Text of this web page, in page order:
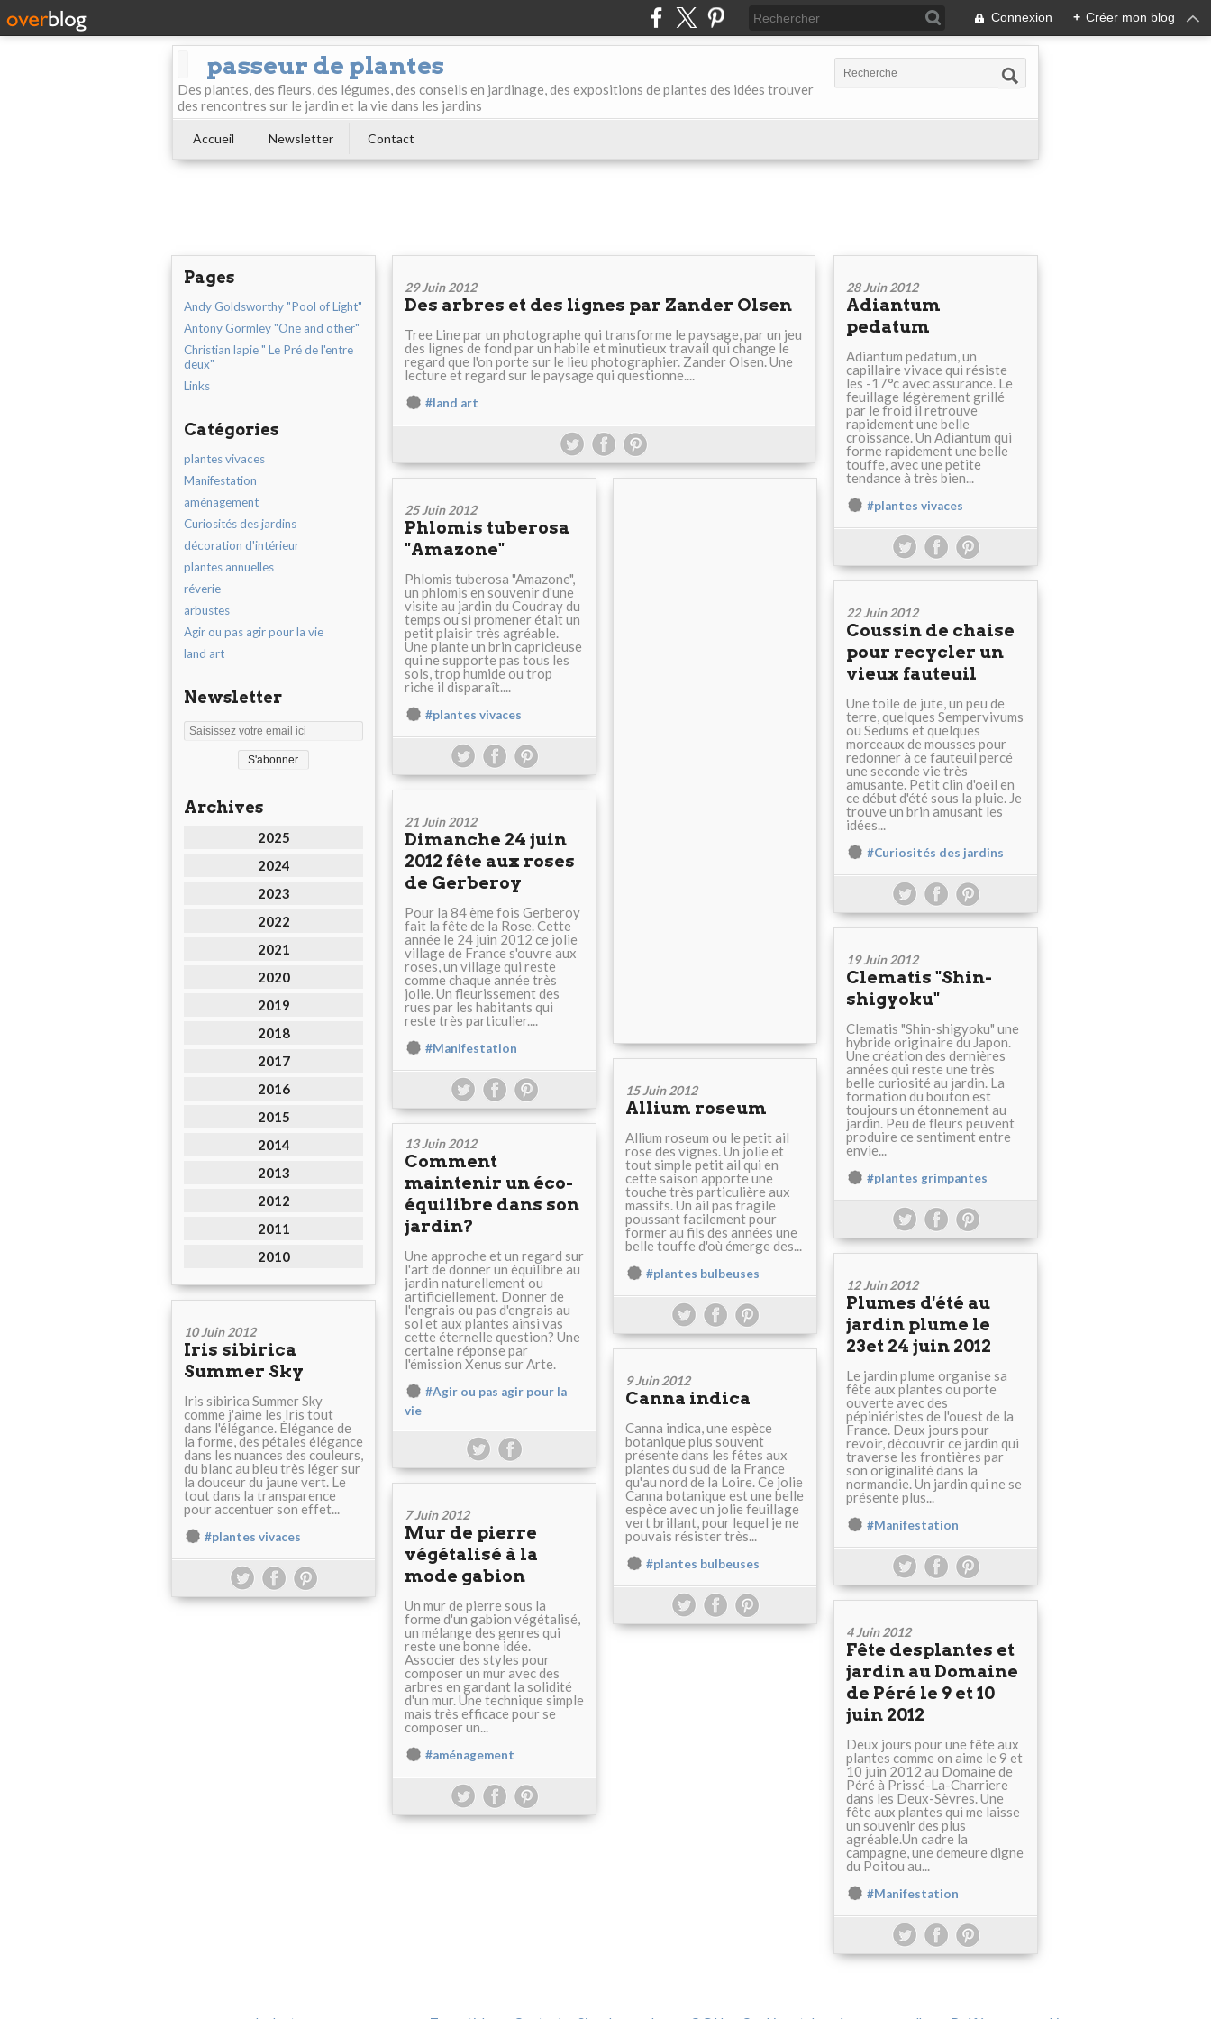
Connexion + Créer mon blog
passeur de plantes
Des plantes, des fleurs, des légumes, des conseils en jardinage, des expositions de plantes des idées trouver
des rencontres sur le jardin et la vie dans les jardins
Accueil Newsletter Contact
Pages
Andy Goldsworthy "Pool of Light"
Antony Gormley "One and other"
Christian lapie " Le Pré de l'entre
deux"
Links
Catégories
plantes vivaces
Manifestation
aménagement
Curiosités des jardins
décoration d'intérieur
plantes annuelles
réverie
arbustes
Agir ou pas agir pour la vie
land art
Newsletter
Archives
2025
2024
2023
2022
2021
2020
2019
2018
2017
2016
2015
2014
2013
2012
2011
2010
29 Juin 2012
Des arbres et des lignes par Zander Olsen
Tree Line par un photographe qui transforme le paysage, par un jeu
des lignes de fond par un habile et minutieux travail qui change le
regard que l'on porte sur le lieu photographier. Zander Olsen. Une
lecture et regard sur le paysage qui questionne....
#land art
28 Juin 2012
Adiantum
pedatum
Adiantum pedatum, un
capillaire vivace qui résiste
les -17°c avec assurance. Le
feuillage légèrement grillé
par le froid il retrouve
rapidement une belle
croissance. Un Adiantum qui
forme rapidement une belle
touffe, avec une petite
tendance à très bien...
#plantes vivaces
25 Juin 2012
Phlomis tuberosa
"Amazone"
Phlomis tuberosa "Amazone",
un phlomis en souvenir d'une
visite au jardin du Coudray du
temps ou si promener était un
petit plaisir très agréable.
Une plante un brin capricieuse
qui ne supporte pas tous les
sols, trop humide ou trop
riche il disparaît....
#plantes vivaces
22 Juin 2012
Coussin de chaise
pour recycler un
vieux fauteuil
Une toile de jute, un peu de
terre, quelques Sempervivums
ou Sedums et quelques
morceaux de mousses pour
redonner à ce fauteuil percé
une seconde vie très
amusante. Petit clin d'oeil en
ce début d'été sous la pluie. Je
trouve un brin amusant les
idées...
#Curiosités des jardins
21 Juin 2012
Dimanche 24 juin
2012 fête aux roses
de Gerberoy
Pour la 84 ème fois Gerberoy
fait la fête de la Rose. Cette
année le 24 juin 2012 ce jolie
village de France s'ouvre aux
roses, un village qui reste
comme chaque année très
jolie. Un fleurissement des
rues par les habitants qui
reste très particulier....
#Manifestation
19 Juin 2012
Clematis "Shin-
shigyoku"
Clematis "Shin-shigyoku" une
hybride originaire du Japon.
Une création des dernières
années qui reste une très
belle curiosité au jardin. La
formation du bouton est
toujours un étonnement au
jardin. Peu de fleurs peuvent
produire ce sentiment entre
envie...
#plantes grimpantes
15 Juin 2012
Allium roseum
Allium roseum ou le petit ail
rose des vignes. Un jolie et
tout simple petit ail qui en
cette saison apporte une
touche très particulière aux
massifs. Un ail pas fragile
poussant facilement pour
former au fils des années une
belle touffe d'où émerge des...
#plantes bulbeuses
13 Juin 2012
Comment
maintenir un éco-
équilibre dans son
jardin?
Une approche et un regard sur
l'art de donner un équilibre au
jardin naturellement ou
artificiellement. Donner de
l'engrais ou pas d'engrais au
sol et aux plantes ainsi vas
cette éternelle question? Une
certaine réponse par
l'émission Xenus sur Arte.
#Agir ou pas agir pour la
vie
12 Juin 2012
Plumes d'été au
jardin plume le
23et 24 juin 2012
Le jardin plume organise sa
fête aux plantes ou porte
ouverte avec des
pépiniéristes de l'ouest de la
France. Deux jours pour
revoir, découvrir ce jardin qui
traverse les frontières par
son originalité dans la
normandie. Un jardin qui ne se
présente plus...
#Manifestation
10 Juin 2012
Iris sibirica
Summer Sky
Iris sibirica Summer Sky
comme j'aime les Iris tout
dans l'élégance. Élégance de
la forme, des pétales élégance
dans les nuances des couleurs,
du blanc au bleu très léger sur
la douceur du jaune vert. Le
tout dans la transparence
pour accentuer son effet...
#plantes vivaces
9 Juin 2012
Canna indica
Canna indica, une espèce
botanique plus souvent
présente dans les fêtes aux
plantes du sud de la France
qu'au nord de la Loire. Ce jolie
Canna botanique est une belle
espèce avec un jolie feuillage
vert brillant, pour lequel je ne
pouvais résister très...
#plantes bulbeuses
7 Juin 2012
Mur de pierre
végétalisé à la
mode gabion
Un mur de pierre sous la
forme d'un gabion végétalisé,
un mélange des genres qui
reste une bonne idée.
Associer des styles pour
composer un mur avec des
arbres en gardant la solidité
d'un mur. Une technique simple
mais très efficace pour se
composer un...
#aménagement
4 Juin 2012
Fête desplantes et
jardin au Domaine
de Péré le 9 et 10
juin 2012
Deux jours pour une fête aux
plantes comme on aime le 9 et
10 juin 2012 au Domaine de
Péré à Prissé-La-Charriere
dans les Deux-Sèvres. Une
fête aux plantes qui me laisse
un souvenir des plus
agréable.Un cadre la
campagne, une demeure digne
du Poitou au...
#Manifestation